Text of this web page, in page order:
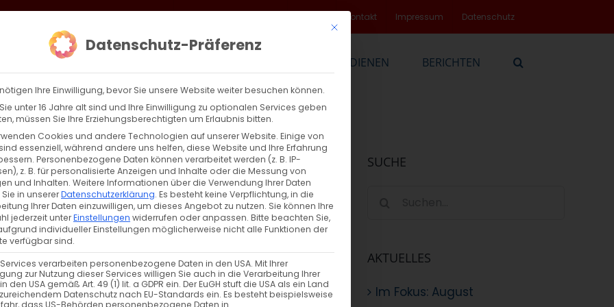
Kontakt Impressum Datenschutz
DIENEN BERICHTEN
Zurück Vor
Astvatsatsin. Surb Patarag
SUCHE
AKTUELLES
Im Fokus: August
Mit diesem Button wird der Dialog geschlossen. Seine
Datenschutz-Präferenz
Ihre Einwilligung, bevor Sie unsere Website weiter besuchen können.
unter 16 Jahre alt sind und Ihre Einwilligung zu optionalen Services geben
müssen Sie Ihre Erziehungsberechtigten um Erlaubnis bitten.
Cookies und andere Technologien auf unserer Website. Einige von
essenziell, während andere uns helfen, diese Website und Ihre Erfahrung
Personenbezogene Daten können verarbeitet werden (z. B. IP-
z. B. für personalisierte Anzeigen und Inhalte oder die Messung von
und Inhalten. Weitere Informationen über die Verwendung Ihrer Daten
in unsererDatenschutzerklärung. Es besteht keine Verpflichtung, in die
Ihrer Daten einzuwilligen, um dieses Angebot zu nutzen. Sie können Ihre
jederzeit unterEinstellungen widerrufen oder anpassen. Bitte beachten Sie,
individueller Einstellungen möglicherweise nicht alle Funktionen der
verfügbar sind.
verarbeiten personenbezogene Daten in den USA. Mit Ihrer
zur Nutzung dieser Services willigen Sie auch in die Verarbeitung Ihrer
den USA gemäß Art. 49 (1) lit. a GDPR ein. Der EuGH stuft die USA als ein Land
Datenschutz nach EU-Standards ein. Es besteht beispielsweise
dass US-Behörden personenbezogene Daten in